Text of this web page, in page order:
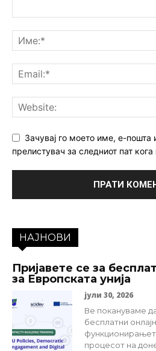
Зачувај го моето име, е-пошта
прелистувач за следниот пат
НАЈНОВИ
Пријавете се за
за Европската унија
јули 30, 2026
Ве покануваме
бесплатни
процесот на